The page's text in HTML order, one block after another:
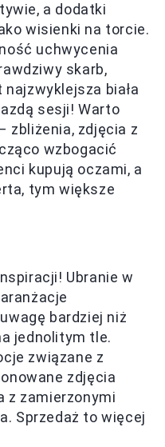
a dodatki
wisienki na torcie.
uchwycenia
skarb,
biała
sesji! Warto
zbliżenia, zdjęcia z
wzbogacić
kupują oczami, a
tym większe
Ubranie w
bardziej niż
jednolitym tle.
związane z
zdjęcia
z zamierzonymi
Sprzedaż to więcej